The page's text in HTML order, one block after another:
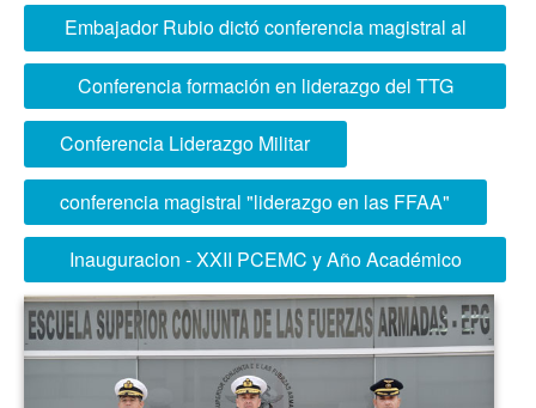
Inteligencia Conjunta
Embajador Rubio dictó conferencia magistral al
XXII PCEMC
Conferencia formación en liderazgo del TTG
García
Conferencia Liderazgo Militar
conferencia magistral "liderazgo en las FFAA"
Inauguracion - XXII PCEMC y Año Académico
2026